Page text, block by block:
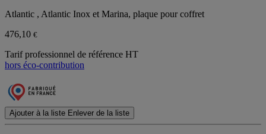
Atlantic , Atlantic Inox et Marina, plaque pour coffret
476,10 €
Tarif professionnel de référence HT
hors éco-contribution
Ajouter à la liste Enlever de la liste